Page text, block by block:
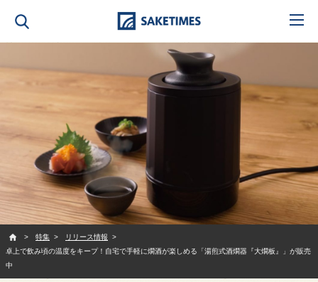
特集
リリース情報
卓上で飲み頃の温度をキープ！自宅で手軽に燗酒が楽しめる「湯煎式酒燗器『大燗板』」が販売
中